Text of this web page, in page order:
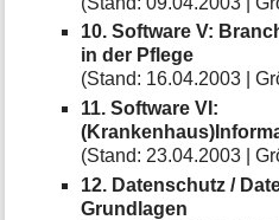
10. Software V:
in der Pflege
(Stand: 16.04.2003 |
11. Software VI:
(Stand: 23.04.2003 |
12. Datenschutz /
Grundlagen